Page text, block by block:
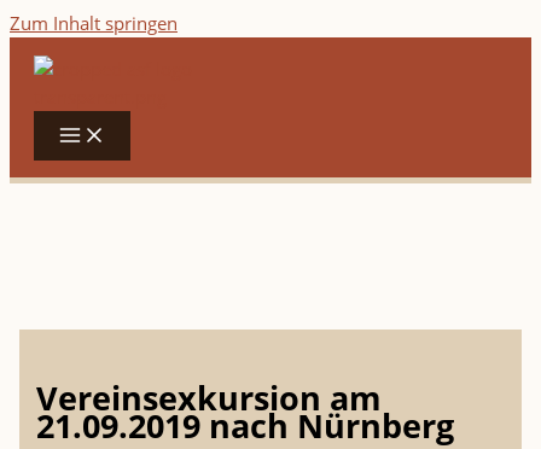
Zum Inhalt springen
Vereinsexkursion am
21.09.2019 nach Nürnberg